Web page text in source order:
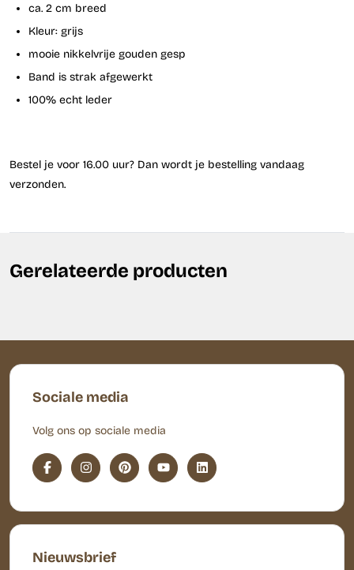
ca. 2 cm breed
Kleur: grijs
mooie nikkelvrije gouden gesp
Band is strak afgewerkt
100% echt leder
Bestel je voor 16.00 uur? Dan wordt je bestelling vandaag
verzonden.
Gerelateerde producten
Sociale media
Volg ons op sociale media
Nieuwsbrief